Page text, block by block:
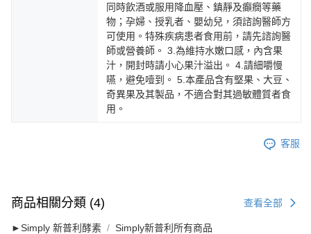
同時飲酒或服用降血壓、鎮靜及癲癇等藥
物；孕婦、授乳者、嬰幼兒，須諮詢醫師方
可使用。特殊疾病患者食用前，請先諮詢醫
師或營養師。 3.為維持水嫩口感，內含果
汁，開封時請小心果汁溢出。 4.請細嚼慢
嚥，避免噎到。 5.本產品含有堅果、大豆、
奇異果及其製品，不適合對其過敏體質者食
用。
客服
商品相關分類 (4) 查看全部
►Simply 新普利酵素 Simply新普利所有商品